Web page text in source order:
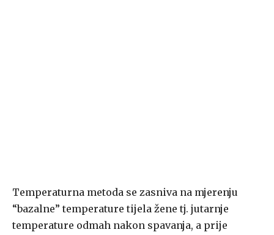
Temperaturna metoda se zasniva na mjerenju
“bazalne” temperature tijela žene tj. jutarnje
temperature odmah nakon spavanja, a prije